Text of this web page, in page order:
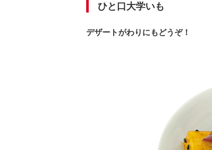
ひと口大学いも
デザートがわりにもどうぞ！